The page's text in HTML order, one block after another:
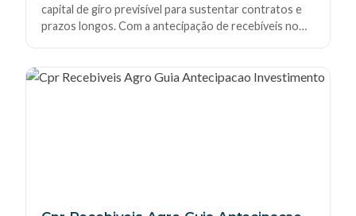
capital de giro previsível para sustentar contratos e
prazos longos. Com a antecipação de recebíveis no
depender de crédito bancário tradicional.